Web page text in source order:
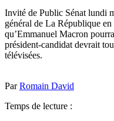
Invité de Public Sénat lundi
général de La République en
qu’Emmanuel Macron
président-candidat devrait
télévisées.
ParRomain David
Temps de lecture :